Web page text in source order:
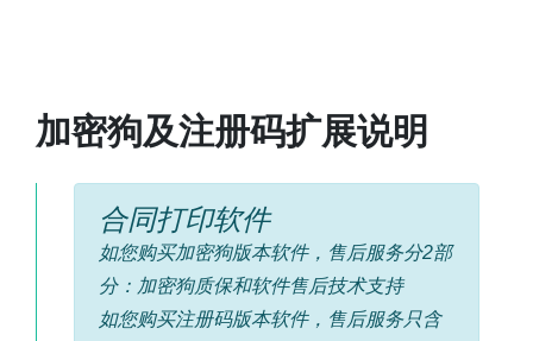
加密狗及注册码扩展说明
合同打印软件
如您购买加密狗版本软件，售后服务分2部
分：加密狗质保和软件售后技术支持
如您购买注册码版本软件，售后服务只含